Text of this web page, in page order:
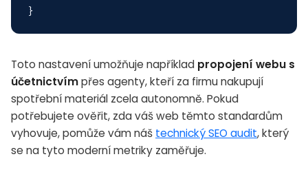
Toto nastavení umožňuje například propojení webu s
účetnictvímpřes agenty, kteří za firmu nakupují
spotřební materiál zcela autonomně. Pokud
potřebujete ověřit, zda váš web těmto standardům
vyhovuje, pomůže vám náš technický SEO audit, který
se na tyto moderní metriky zaměřuje.